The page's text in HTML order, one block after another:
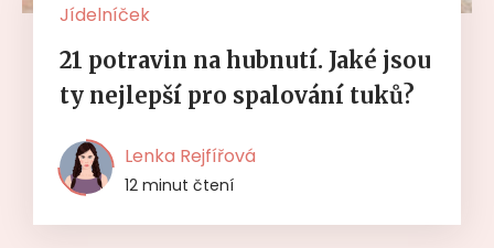
Jídelníček
21 potravin na hubnutí. Jaké jsou
ty nejlepší pro spalování tuků?
Lenka Rejfířová
12 minut čtení